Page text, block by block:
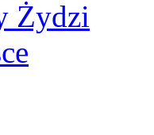
Żydzi